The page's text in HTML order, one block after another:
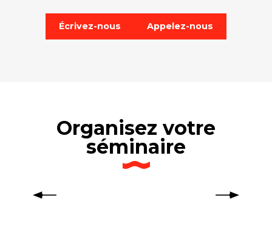
Écrivez-nous Appelez-nous
Organisez votre
séminaire
Les principales destinations